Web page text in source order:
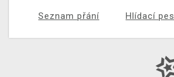
Seznam přání Hlídací pes